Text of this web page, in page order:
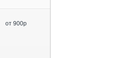
от 900р